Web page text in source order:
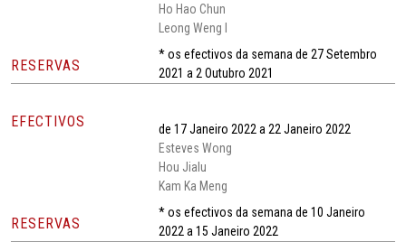
Ho Hao Chun
Leong Weng I
RESERVAS
* os efectivos da semana de 27 Setembro
2021 a 2 Outubro 2021
EFECTIVOS
de 17 Janeiro 2022 a 22 Janeiro 2022
Esteves Wong
Hou Jialu
Kam Ka Meng
RESERVAS
* os efectivos da semana de 10 Janeiro
2022 a 15 Janeiro 2022